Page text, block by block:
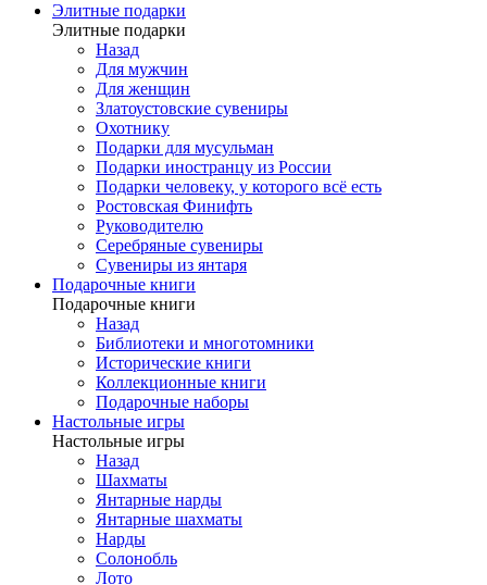
Элитные подарки
Элитные подарки
Назад
Для мужчин
Для женщин
Златоустовские сувениры
Охотнику
Подарки для мусульман
Подарки иностранцу из России
Подарки человеку, у которого всё есть
Ростовская Финифть
Руководителю
Серебряные сувениры
Сувениры из янтаря
Подарочные книги
Подарочные книги
Назад
Библиотеки и многотомники
Исторические книги
Коллекционные книги
Подарочные наборы
Настольные игры
Настольные игры
Назад
Шахматы
Янтарные нарды
Янтарные шахматы
Нарды
Солонобль
Лото